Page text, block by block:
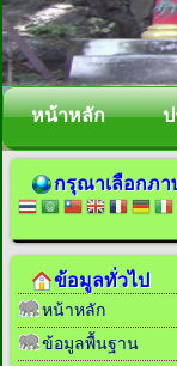
หน้าหลัก
กรุณาเลือกภา
ข้อมูลทั่วไป
หน้าหลัก
ข้อมูลพื้นฐาน